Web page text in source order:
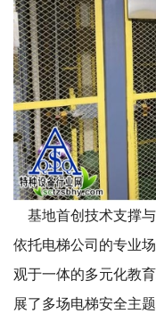
基地首创技术支撑与
依托电梯公司的专业
观于一体的多元化教
展了多场电梯安全主